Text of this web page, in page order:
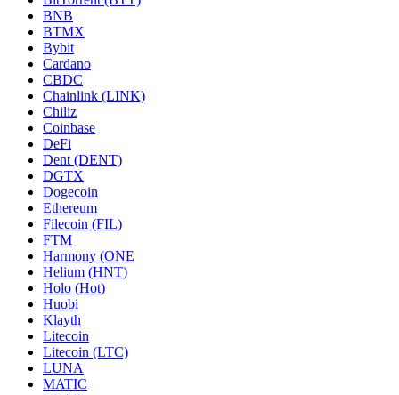
BNB
BTMX
Bybit
Cardano
CBDC
Chainlink (LINK)
Chiliz
Coinbase
DeFi
Dent (DENT)
DGTX
Dogecoin
Ethereum
Filecoin (FIL)
FTM
Harmony (ONE
Helium (HNT)
Holo (Hot)
Huobi
Klayth
Litecoin
Litecoin (LTC)
LUNA
MATIC